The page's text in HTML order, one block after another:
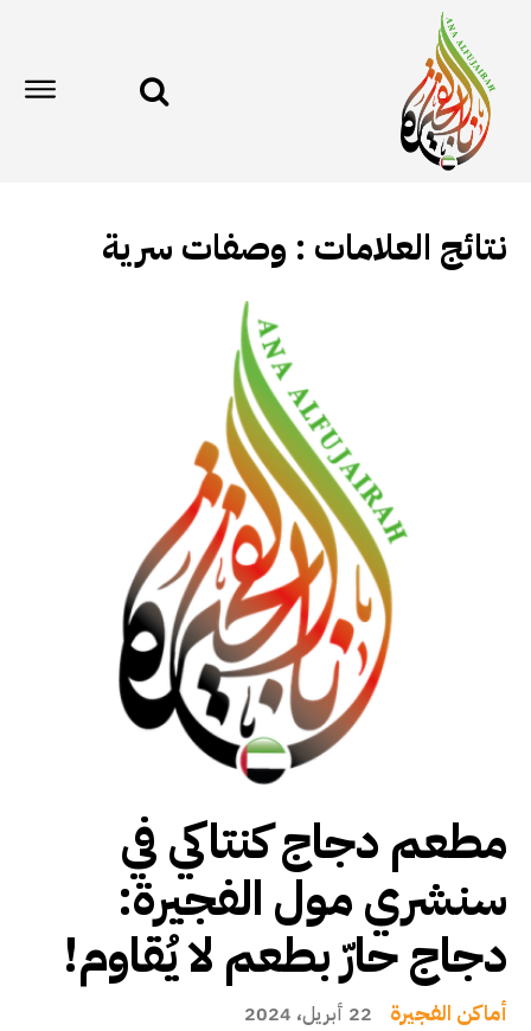
نتائج العلامات : وصفات سرية
مطعم دجاج كنتاكي في
سنشري مول الفجيرة:
دجاج حارّ بطعم لا يُقاوم!
أماكن الفجيرة 22 أبريل، 2024